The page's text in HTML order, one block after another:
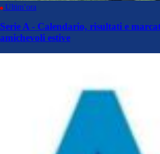
Ultim’ora
Serie A - Calendario, risultati e
amichevoli estive